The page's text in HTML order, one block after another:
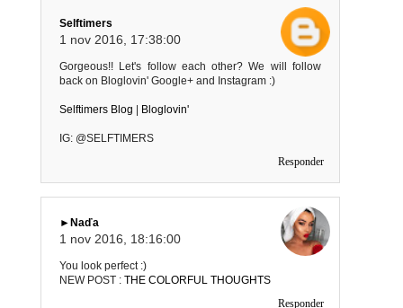
Selftimers
1 nov 2016, 17:38:00
Gorgeous!! Let's follow each other? We will follow
back on Bloglovin' Google+ and Instagram :)
Selftimers Blog | Bloglovin'
IG: @SELFTIMERS
Responder
►Naďa
1 nov 2016, 18:16:00
You look perfect :)
NEW POST : THE COLORFUL THOUGHTS
Responder